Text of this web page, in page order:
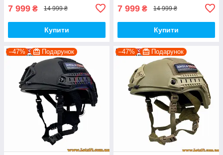
7 999 ₴ 14 999 ₴
Купити
7 999 ₴ 14 999 ₴
Купити
–47% Подарунок –47% Подарунок